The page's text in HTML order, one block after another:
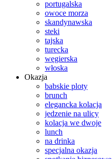
portugalska
owoce morza
skandynawska
steki
tajska
turecka
węgierska
włoska
Okazja
babskie ploty
brunch
elegancka kolacja
jedzenie na ulicy
kolacja we dwoje
lunch
na drinka
specjalna okazja